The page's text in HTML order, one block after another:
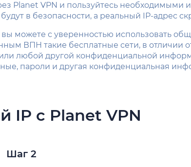
Planet VPN и пользуйтесь необходимыми
в безопасности, а реальный IP-адрес
можете с уверенностью использовать
ВПН такие бесплатные сети, в
любой другой конфиденциальной
пароли и другая конфиденциальная
IP с Planet VPN
Шаг 2